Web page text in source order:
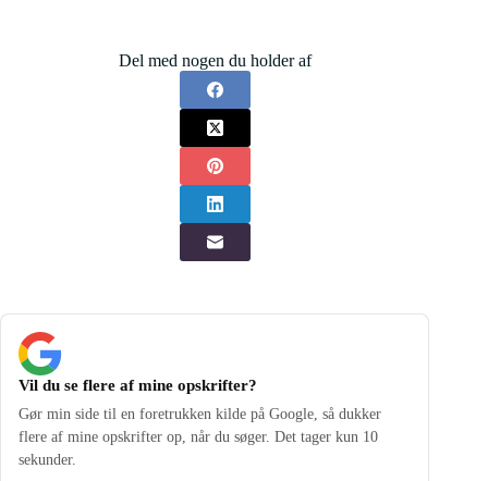
Del med nogen du holder af
Vil du se flere af mine opskrifter?
Gør min side til en foretrukken kilde på Google, så dukker
flere af mine opskrifter op, når du søger. Det tager kun 10
sekunder.